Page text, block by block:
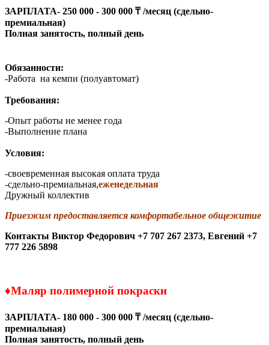
ЗАРПЛАТА- 250 000 - 300 000 ₸ /месяц (сдельно-
премиальная)
Полная занятость, полный день
Обязанности:
-Работа на кемпи (полуавтомат)
Требования:
-Опыт работы не менее года
-Выполнение плана
Условия:
-своевременная высокая оплата труда
-сдельно-премиальная,еженедельная
Дружный коллектив
Приезжим предоставляется комфортабельное общежитие
Контакты Виктор Федорович +7 707 267 2373, Евгений +7
777 226 5898
♦Маляр полимерной покраски
ЗАРПЛАТА- 180 000 - 300 000 ₸ /месяц (сдельно-
премиальная)
Полная занятость, полный день